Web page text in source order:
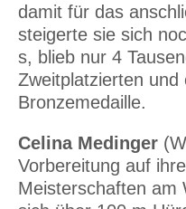
damit für das
steigerte sie sich
s, blieb nur 4
Zweitplatzierten
Bronzemedaille.
Celina Medinger
Vorbereitung auf
Meisterschaften am